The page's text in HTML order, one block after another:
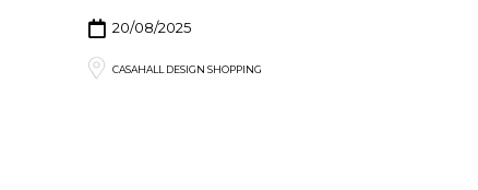
20/08/2025
CASAHALL DESIGN SHOPPING